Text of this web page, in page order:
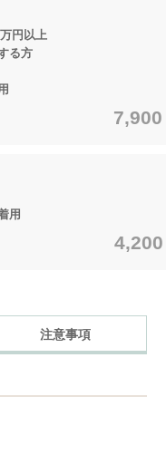
円以上
る方
7,900
用
4,200
注意事項